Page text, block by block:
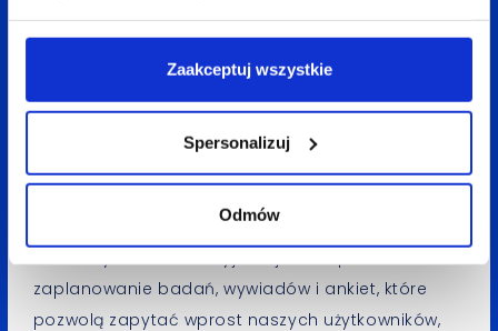
Zaakceptuj wszystkie
Spersonalizuj
Odmów
samochodu sportowego, możemy skupić się
wyłącznie na zwiększaniu jego mocy,
nie zastanawiając się, co tak naprawdę
zwiększyłoby radość z jazdy. Warto poszerzać
czego oczekują nasi klienci. Mogą nas bardzo
zaplanowanie badań, wywiadów i ankiet, które
pozwolą zapytać wprost naszych użytkowników,